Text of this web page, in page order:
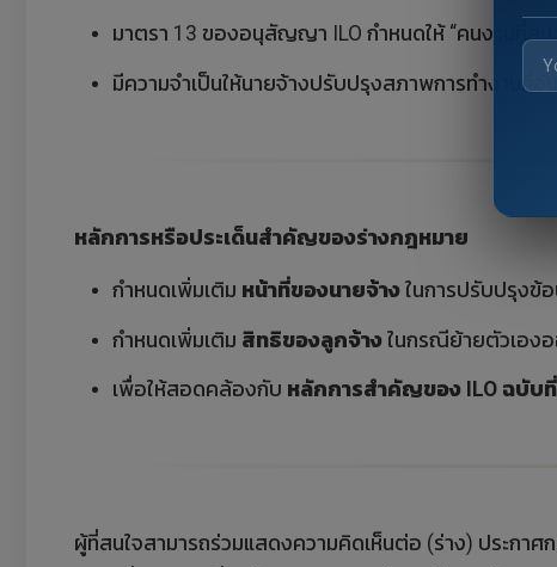
มาตรา 13 ของอนุสัญญา ILO กำหนดให้ “คนงานที่ล
มีความจำเป็นให้นายจ้างปรับปรุงสภาพการทำงานที่
หลักการหรือประเด็นสำคัญของร่างกฎหมาย
กำหนดเพิ่มเติม หน้าที่ของนายจ้าง ในการปรับปรุงข้
กำหนดเพิ่มเติม สิทธิของลูกจ้าง ในกรณีย้ายตัวเอง
เพื่อให้สอดคล้องกับ หลักการสำคัญของ ILO ฉบับที่
ผู้ที่สนใจสามารถร่วมแสดงความคิดเห็นต่อ (ร่าง) ประก